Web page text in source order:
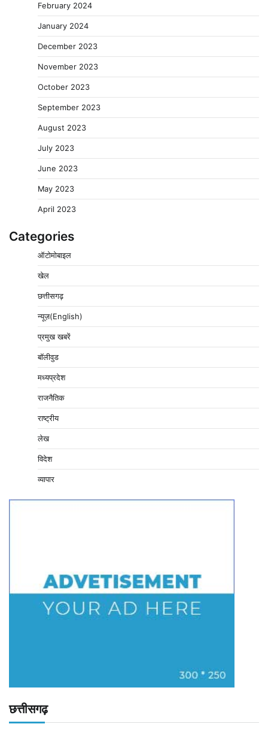
February 2024
January 2024
December 2023
November 2023
October 2023
September 2023
August 2023
July 2023
June 2023
May 2023
April 2023
Categories
ऑटोमोबाइल
खेल
छत्तीसगढ़
न्यूज़(English)
प्रमुख खबरें
बॉलीवुड
मध्यप्रदेश
राजनैतिक
राष्ट्रीय
लेख
विदेश
व्यापार
छत्तीसगढ़